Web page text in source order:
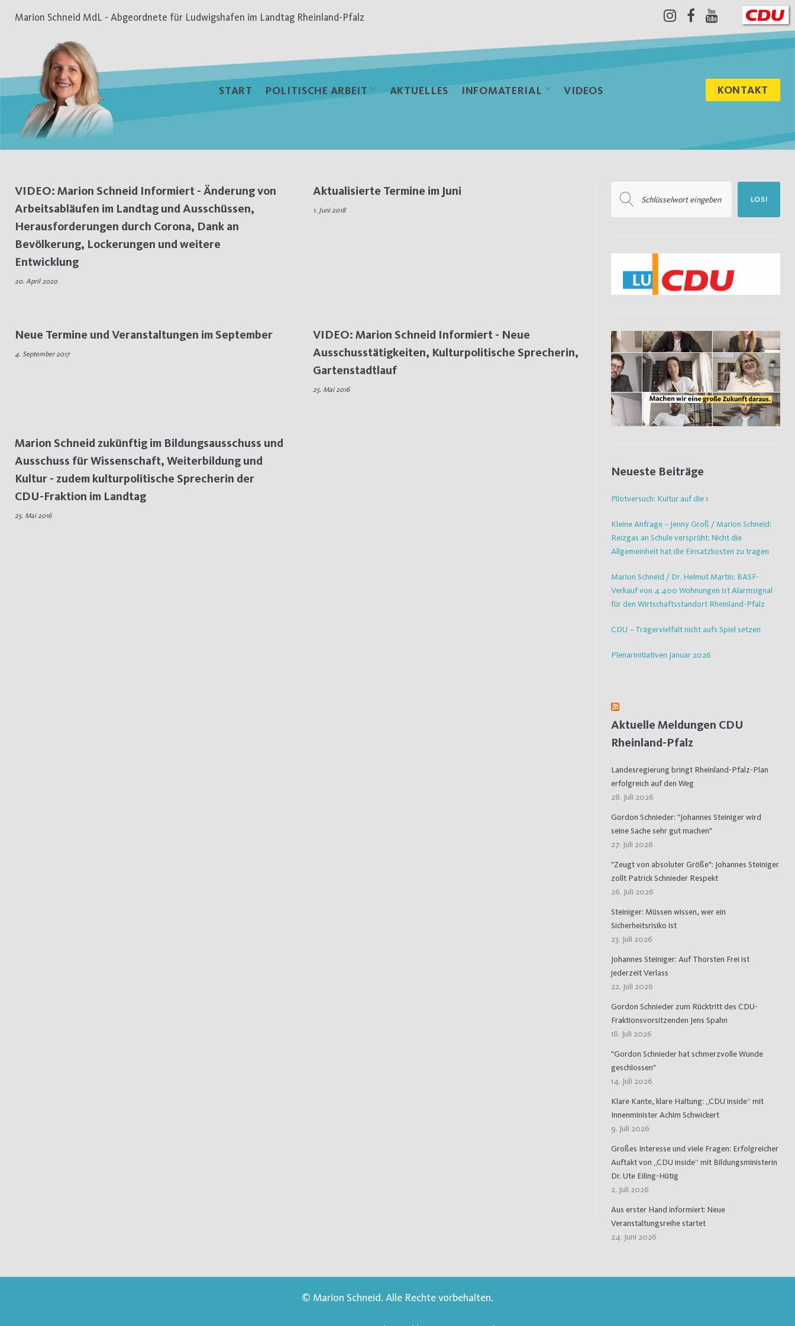
Inhalt
Marion Schneid MdL - Abgeordnete für Ludwigshafen im Landtag Rheinland-Pfalz
Instagram
Facebook
Youtube
START POLITISCHE ARBEIT AKTUELLES INFOMATERIAL VIDEOS KONTAKT
Schlagwort:
Ausschüsse
VIDEO: Marion Schneid Informiert - Änderung von
Arbeitsabläufen im Landtag und Ausschüssen,
Herausforderungen durch Corona, Dank an
Bevölkerung, Lockerungen und weitere
Entwicklung
20. April 2020
Aktualisierte Termine im Juni
1. Juni 2018
Neue Termine und Veranstaltungen im September
4. September 2017
VIDEO: Marion Schneid Informiert - Neue
Ausschusstätigkeiten, Kulturpolitische Sprecherin,
Gartenstadtlauf
25. Mai 2016
Marion Schneid zukünftig im Bildungsausschuss und
Ausschuss für Wissenschaft, Weiterbildung und
Kultur - zudem kulturpolitische Sprecherin der
CDU-Fraktion im Landtag
25. Mai 2016
nach:
LOS!
Neueste Beiträge
Pilotversuch: Kultur auf die 1
Kleine Anfrage – Jenny Groß / Marion Schneid:
Reizgas an Schule versprüht: Nicht die
Allgemeinheit hat die Einsatzkosten zu tragen
Marion Schneid / Dr. Helmut Martin: BASF-
Verkauf von 4.400 Wohnungen ist Alarmsignal
für den Wirtschaftsstandort Rheinland-Pfalz
CDU – Trägervielfalt nicht aufs Spiel setzen
Plenarinitiativen Januar 2026
Aktuelle Meldungen CDU
Rheinland-Pfalz
Landesregierung bringt Rheinland-Pfalz-Plan
erfolgreich auf den Weg
28. Juli 2026
Gordon Schnieder: "Johannes Steiniger wird
seine Sache sehr gut machen"
27. Juli 2026
"Zeugt von absoluter Größe": Johannes Steiniger
zollt Patrick Schnieder Respekt
26. Juli 2026
Steiniger: Müssen wissen, wer ein
Sicherheitsrisiko ist
23. Juli 2026
Johannes Steiniger: Auf Thorsten Frei ist
jederzeit Verlass
22. Juli 2026
Gordon Schnieder zum Rücktritt des CDU-
Fraktionsvorsitzenden Jens Spahn
18. Juli 2026
"Gordon Schnieder hat schmerzvolle Wunde
geschlossen"
14. Juli 2026
Klare Kante, klare Haltung: „CDU inside“ mit
Innenminister Achim Schwickert
9. Juli 2026
Großes Interesse und viele Fragen: Erfolgreicher
Auftakt von „CDU inside“ mit Bildungsministerin
Dr. Ute Eiling-Hütig
2. Juli 2026
Aus erster Hand informiert: Neue
Veranstaltungsreihe startet
24. Juni 2026
© Marion Schneid. Alle Rechte vorbehalten.